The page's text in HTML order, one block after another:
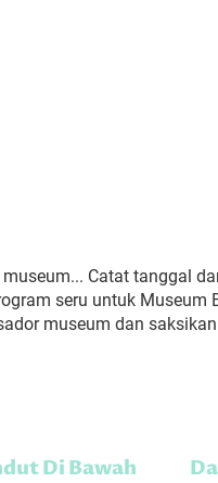
Catat tanggal
seru untuk Museum
museum dan
Di Bawah